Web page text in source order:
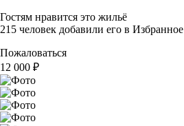
Гостям нравится это жильё
215 человек добавили его в Избранное
Пожаловаться
12 000 ₽